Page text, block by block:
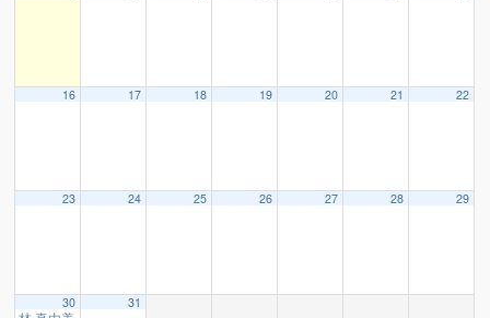
16 17 18 19 20 21 22
23 24 25 26 27 28 29
30 31